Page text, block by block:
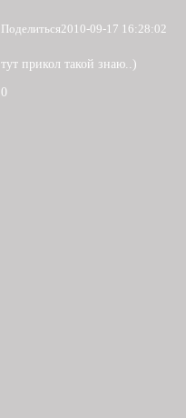
Поделиться2010-09-17 16:28:02
тут прикол такой знаю..)
0